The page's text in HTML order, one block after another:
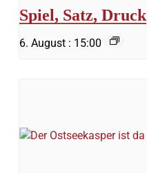
Spiel, Satz, Druck
6. August : 15:00